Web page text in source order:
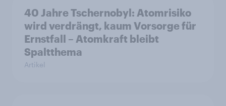
40 Jahre Tschernobyl: Atomrisiko
wird verdrängt, kaum Vorsorge für
Ernstfall – Atomkraft bleibt
Spaltthema
Artikel